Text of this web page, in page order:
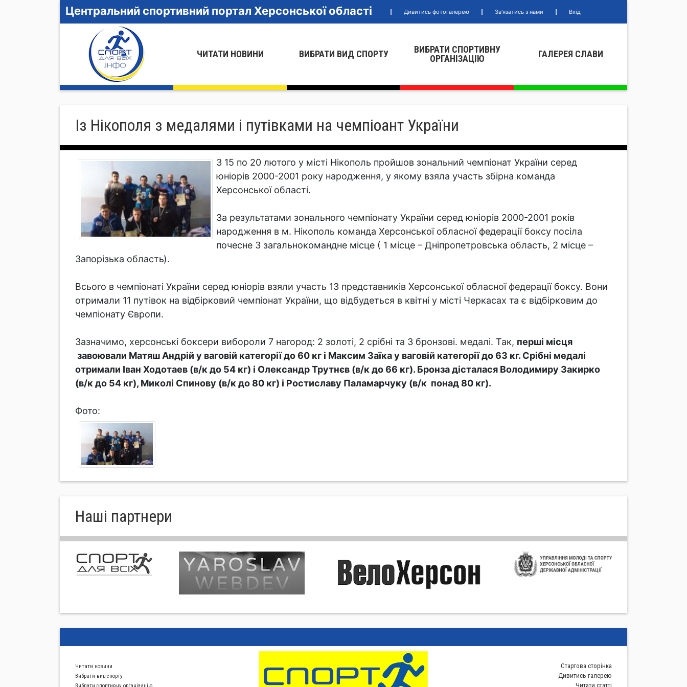
Центральний спортивний портал Херсонської області Дивитись фотогалерею Зв'язатись з нами Вхід
ЧИТАТИ НОВИНИ ВИБРАТИ ВИД СПОРТУ
ВИБРАТИ СПОРТИВНУ
ОРГАНIЗАЦIЮ
ГАЛЕРЕЯ СЛАВИ
Із Нікополя з медалями і путівками на чемпіоант України
З 15 по 20 лютого у місті Нікополь пройшов зональний чемпіонат України серед
юніорів 2000-2001 року народження, у якому взяла участь збірна команда
Херсонської області.
За результатами зонального чемпіонату України серед юніорів 2000-2001 років
народження в м. Нікополь команда Херсонської обласної федерації боксу посіла
почесне 3 загальнокомандне місце ( 1 місце – Дніпропетровська область, 2 місце –
Запорізька область).
Всього в чемпіонаті України серед юніорів взяли участь 13 представників Херсонської обласної федерації боксу. Вони
отримали 11 путівок на відбірковий чемпіонат України, що відбудеться в квітні у місті Черкасах та є відбірковим до
чемпіонату Європи.
Зазначимо, херсонські боксери вибороли 7 нагород: 2 золоті, 2 срібні та 3 бронзові. медалі. Так, перші місця
завоювали Матяш Андрій у ваговій категорії до 60 кг і Максим Заїка у ваговій категорії до 63 кг. Срібні медалі
отримали Іван Ходотаев (в/к до 54 кг) і Олександр Трутнєв (в/к до 66 кг). Бронза дісталася Володимиру Закирко
(в/к до 54 кг), Миколі Спинову (в/к до 80 кг) і Ростиславу Паламарчуку (в/к понад 80 кг).
Фото:
Нашi партнери
Читати новини
Вибрати вид спорту
Вибрати спортивну органiзацiю
Стартова сторiнка
Дивитись галерею
Читати статті